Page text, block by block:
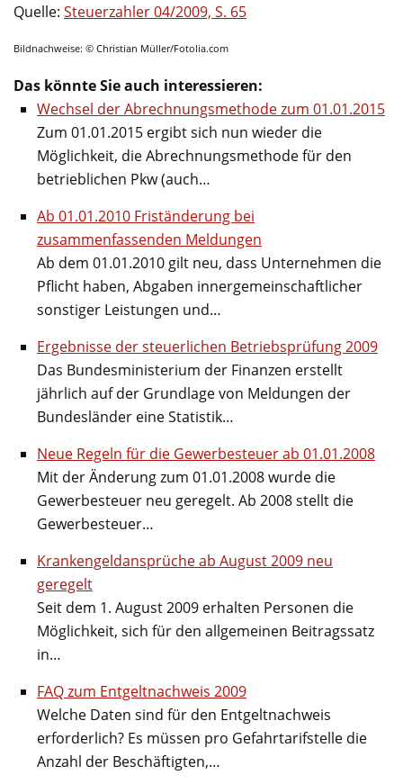
Quelle: Steuerzahler 04/2009, S. 65
Bildnachweise: © Christian Müller/Fotolia.com
Das könnte Sie auch interessieren:
Wechsel der Abrechnungsmethode zum 01.01.2015
Zum 01.01.2015 ergibt sich nun wieder die
Möglichkeit, die Abrechnungsmethode für den
betrieblichen Pkw (auch…
Ab 01.01.2010 Friständerung bei
zusammenfassenden Meldungen
Ab dem 01.01.2010 gilt neu, dass Unternehmen die
Pflicht haben, Abgaben innergemeinschaftlicher
sonstiger Leistungen und…
Ergebnisse der steuerlichen Betriebsprüfung 2009
Das Bundesministerium der Finanzen erstellt
jährlich auf der Grundlage von Meldungen der
Bundesländer eine Statistik…
Neue Regeln für die Gewerbesteuer ab 01.01.2008
Mit der Änderung zum 01.01.2008 wurde die
Gewerbesteuer neu geregelt. Ab 2008 stellt die
Gewerbesteuer…
Krankengeldansprüche ab August 2009 neu
geregelt
Seit dem 1. August 2009 erhalten Personen die
Möglichkeit, sich für den allgemeinen Beitragssatz
in…
FAQ zum Entgeltnachweis 2009
Welche Daten sind für den Entgeltnachweis
erforderlich? Es müssen pro Gefahrtarifstelle die
Anzahl der Beschäftigten,…